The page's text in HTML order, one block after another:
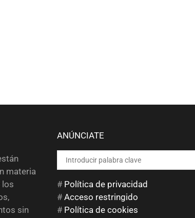
materia
los
sin
ANÚNCIATE
POR:
# Política de privacidad
#Acceso restringido
# Política de cookies